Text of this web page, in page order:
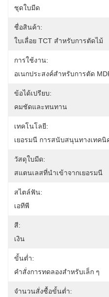
ชุดใบมีด
ชื่อสินค้า:
ใบเลื่อย TCT สำหรับการตัดไม้
การใช้งาน:
อเนกประสงค์สำหรับการตัด
ข้อได้เปรียบ:
คมชัดและทนทาน
เทคโนโลยี:
เยอรมนี การสนับสนุนทางเทคนิ
วัสดุใบมีด:
สแตนเลสที่นําเข้าจากเยอรมนี
สไตล์ฟัน:
เอทีพี
สี:
เงิน
ขั้นต่ำ:
คําสั่งการทดลองสําหรับเล็ก ๆ
จำนวนสั่งซื้อขั้นต่ำ: